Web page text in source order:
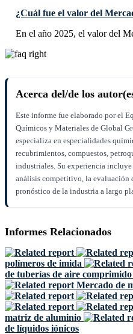
¿Cuál fue el valor del
En el año 2025, el valor del
Acerca del/de los
Este informe fue elaborado por el
Químicos y Materiales de Global
especializa en especialidades
recubrimientos, compuestos,
industriales. Su experiencia
análisis competitivo, la evaluación
pronóstico de la industria a largo
Informes Relacionados
polímeros de imida
de tuberías de aire comprimido
Mercado de
matriz de aluminio
de líquidos iónicos